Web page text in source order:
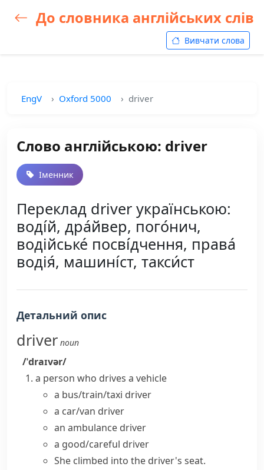
До словника англійських слів
Вивчати слова
EngV Oxford 5000 driver
Слово англійською: driver
Іменник
Переклад driver українською:
воді́й, дра́йвер, пого́нич,
водійське́ посві́дчення, права́
водія́, машині́ст, такси́ст
Детальний опис
driver noun
/ˈdraɪvər/
a person who drives a vehicle
a bus/train/taxi driver
a car/van driver
an ambulance driver
a good/careful driver
She climbed into the driver's seat.